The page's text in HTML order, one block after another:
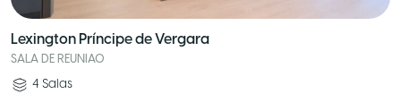
Lexington Príncipe de Vergara
SALA DE REUNIAO
4 Salas